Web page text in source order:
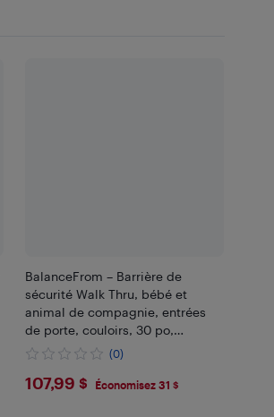
BalanceFrom – Barrière de
sécurité Walk Thru, bébé et
animal de compagnie, entrées
de porte, couloirs, 30 po,
Graphite
(0)
$107.99
107,99 $ Économisez 31 $